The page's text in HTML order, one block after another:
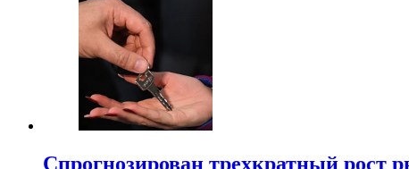
Спрогнозирован трехкратный рост